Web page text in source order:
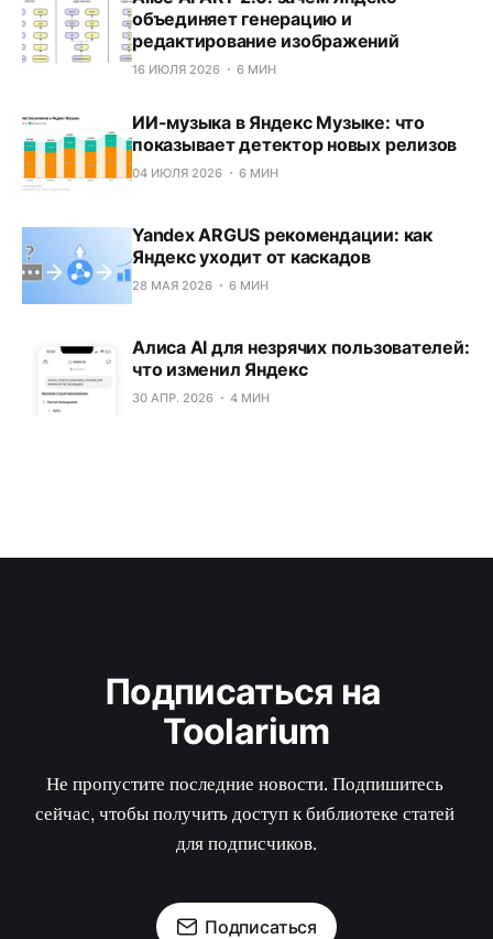
объединяет генерацию и
редактирование изображений
16 ИЮЛЯ 2026 6 МИН
ИИ-музыка в Яндекс Музыке: что
показывает детектор новых релизов
04 ИЮЛЯ 2026 6 МИН
Yandex ARGUS рекомендации: как
Яндекс уходит от каскадов
28 МАЯ 2026 6 МИН
Алиса AI для незрячих пользователей:
что изменил Яндекс
30 АПР. 2026 4 МИН
Подписаться на
Toolarium
Не пропустите последние новости. Подпишитесь
сейчас, чтобы получить доступ к библиотеке статей
для подписчиков.
Подписаться